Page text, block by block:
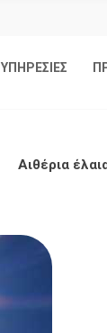
ΥΠΗΡΕΣΙΕΣ
Αιθέρια